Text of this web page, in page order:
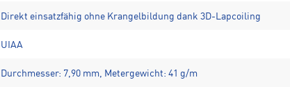
Direkt einsatzfähig ohne Krangelbildung dank 3D-Lapcoiling
UIAA
Durchmesser: 7,90 mm, Metergewicht: 41 g/m